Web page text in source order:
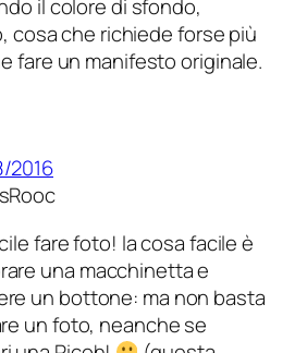
il colore di sfondo,
cosa che richiede forse più
fare un manifesto originale.
2016
fare foto! la cosa facile è
una macchinetta e
un bottone: ma non basta
un foto, neanche se